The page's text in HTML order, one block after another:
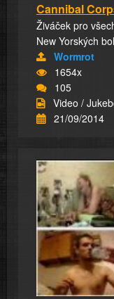
Cannibal
Živáček pro
New Yorských
Wormrot
1654x
105
Video /
21/09/2014